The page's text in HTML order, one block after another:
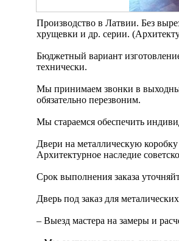
Производство в Латвии. Без
хрущевки и др. серии.
Бюджетный вариант
технически.
Мы принимаем звонки в
обязательно перезвоним.
Мы стараемся обеспечить
Двери на металлическую
Архитектурное наследие
Срок выполнения заказа
Дверь под заказ для
– Выезд мастера на замеры и